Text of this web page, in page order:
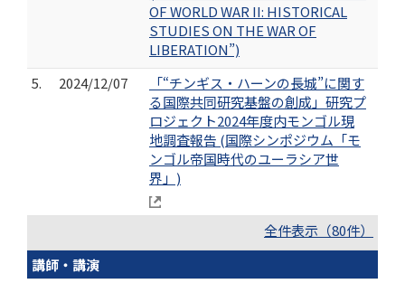
OF WORLD WAR II: HISTORICAL
STUDIES ON THE WAR OF
LIBERATION”)
5.
2024/12/07
「“チンギス・ハーンの長城”に関す
る国際共同研究基盤の創成」研究プ
ロジェクト2024年度内モンゴル現
地調査報告 (国際シンポジウム「モ
ンゴル帝国時代のユーラシア世
界」)
全件表示（80件）
講師・講演